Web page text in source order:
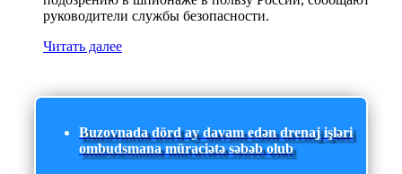
руководители службы безопасности.
Читать далее
Buzovnada dörd ay davam edən drenaj işləri
ombudsmana müraciətə səbəb olub